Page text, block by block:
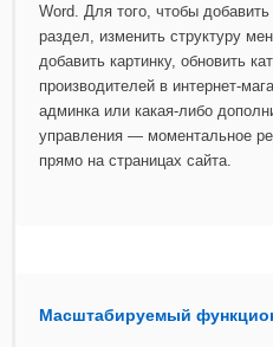
Word. Для того, чтобы
раздел, изменить структуру
добавить картинку, обновить
производителей в интернет-
админка или какая-либо
управления — моментальное
прямо на страницах сайта.
Масштабируемый